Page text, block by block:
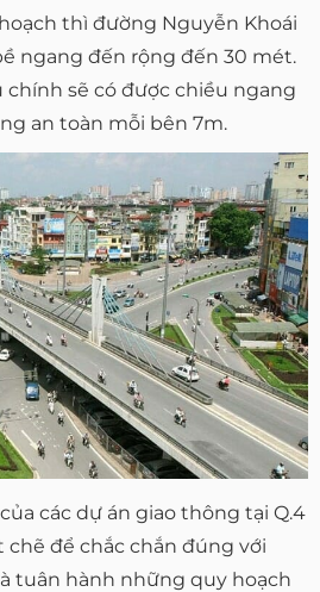
thì đường Nguyễn Khoái
ngang đến rộng đến 30 mét.
chính sẽ có được chiều ngang
an toàn mỗi bên 7m.
các dự án giao thông tại Q.4
chẽ để chắc chắn đúng với
tuân hành những quy hoạch